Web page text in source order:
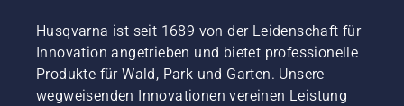
zusammengestellt.
einsatzbereit
halten.
Diese
Broschüre
Husqvarna ist seit 1689 von der Leidenschaft für
Innovation angetrieben und bietet professionelle
Produkte für Wald, Park und Garten. Unsere
wegweisenden Innovationen vereinen Leistung